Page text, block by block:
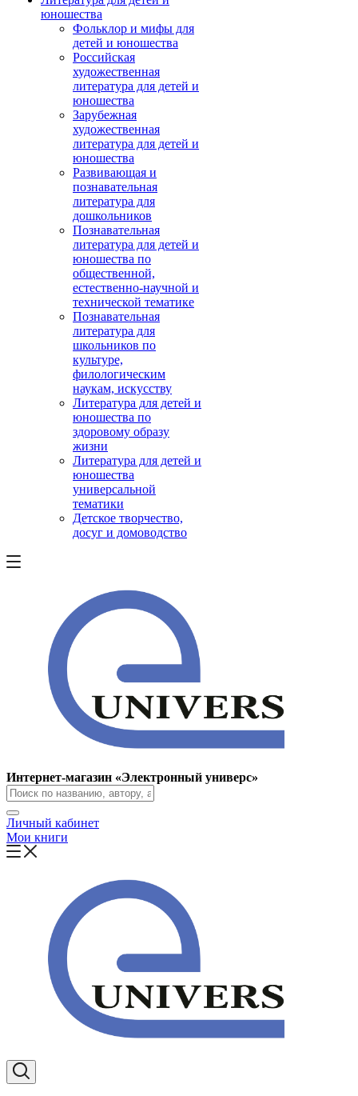
юношества
Фольклор и мифы для
детей и юношества
Российская
художественная
литература для детей и
юношества
Зарубежная
художественная
литература для детей и
юношества
Развивающая и
познавательная
литература для
дошкольников
Познавательная
литература для детей и
юношества по
общественной,
естественно-научной и
технической тематике
Познавательная
литература для
школьников по
культуре,
филологическим
наукам, искусству
Литература для детей и
юношества по
здоровому образу
жизни
Литература для детей и
юношества
универсальной
тематики
Детское творчество,
досуг и домоводство
Интернет-магазин «Электронный универс»
Личный кабинет
Мои книги